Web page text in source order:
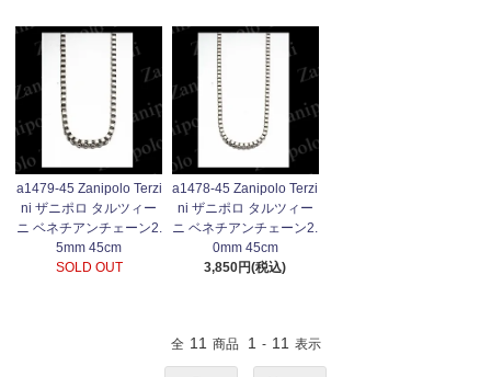
a1479-45 Zanipolo Terzi
ni ザニポロ タルツィー
ニ ベネチアンチェーン2.
5mm 45cm
SOLD OUT
a1478-45 Zanipolo Terzi
ni ザニポロ タルツィー
ニ ベネチアンチェーン2.
0mm 45cm
3,850円(税込)
全 11 商品 1 - 11 表示